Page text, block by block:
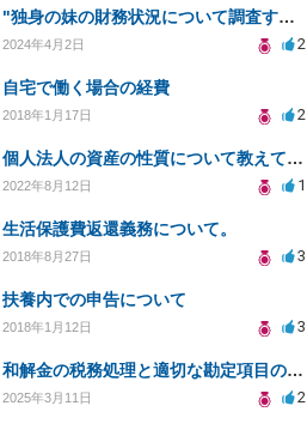
"独身の妹の財務状況について調査する方法について"
2024年4月2日 2
自宅で働く場合の経費
2018年1月17日 2
個人法人の資産の性質について教えてください
2022年8月12日 1
生活保護費返還義務について。
2018年8月27日 3
扶養内での申告について
2018年1月12日 3
和解金の税務処理と適切な勘定項目の選び方について
2025年3月11日 2